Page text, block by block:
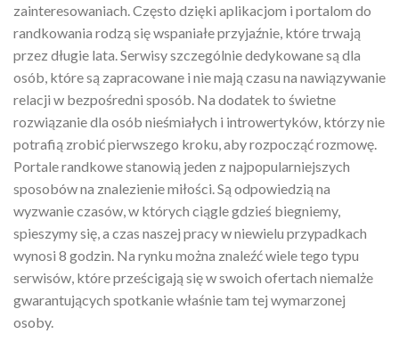
zainteresowaniach. Często dzięki aplikacjom i portalom do
randkowania rodzą się wspaniałe przyjaźnie, które trwają
przez długie lata. Serwisy szczególnie dedykowane są dla
osób, które są zapracowane i nie mają czasu na nawiązywanie
relacji w bezpośredni sposób. Na dodatek to świetne
rozwiązanie dla osób nieśmiałych i introwertyków, którzy nie
potrafią zrobić pierwszego kroku, aby rozpocząć rozmowę.
Portale randkowe stanowią jeden z najpopularniejszych
sposobów na znalezienie miłości. Są odpowiedzią na
wyzwanie czasów, w których ciągle gdzieś biegniemy,
spieszymy się, a czas naszej pracy w niewielu przypadkach
wynosi 8 godzin. Na rynku można znaleźć wiele tego typu
serwisów, które prześcigają się w swoich ofertach niemalże
gwarantujących spotkanie właśnie tam tej wymarzonej
osoby.